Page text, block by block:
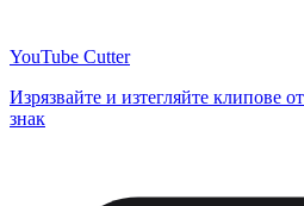
YouTube Cutter
Изрязвайте и изтегляйте клипове
знак